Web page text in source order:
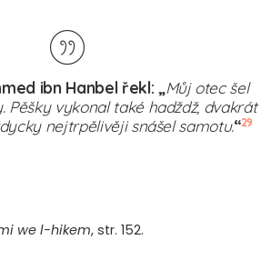
ibn Hanbel řekl: „Můj otec šel
Pěšky vykonal také hadždž, dvakrát
nejtrpělivěji snášel samotu.“29
we l-hikem, str. 152.